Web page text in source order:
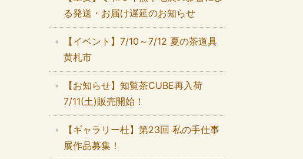
る発送・お届け遅延のお知らせ
【イベント】7/10～7/12 夏の茶道具
黄札市
【お知らせ】知覧茶CUBE再入荷
7/11(土)販売開始！
【ギャラリー杜】第23回 私の手仕事
展作品募集！